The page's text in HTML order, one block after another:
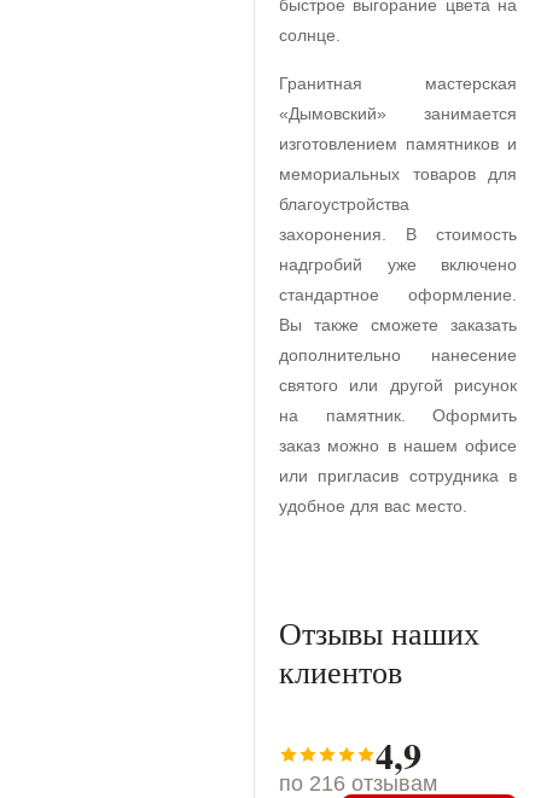
быстрое выгорание цвета на
солнце.
Гранитная мастерская
«Дымовский» занимается
изготовлением памятников и
мемориальных товаров для
благоустройства
захоронения. В стоимость
надгробий уже включено
стандартное оформление.
Вы также сможете заказать
дополнительно нанесение
святого или другой рисунок
на памятник. Оформить
заказ можно в нашем офисе
или пригласив сотрудника в
удобное для вас место.
Отзывы наших
клиентов
4,9
по 216 отзывам